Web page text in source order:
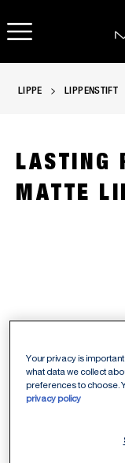
OPEN NAVIGATION
LIPPE LIPPENSTIFT
LASTING
MATTE
Manhattan Lasting
Your privacy is
what data we collect
preferences to choose.
privacy policy